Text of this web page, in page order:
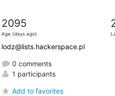
2095
Age (days ago)
lodz@lists.hackerspace.pl
0 comments
1 participants
Add to favorites